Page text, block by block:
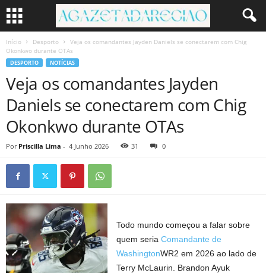
Início Desporto
Veja os comandantes Jayden Daniels se conectarem com Chig
Okonkwo durante OTAs
DESPORTO NOTÍCIAS
Veja os comandantes Jayden
Daniels se conectarem com Chig
Okonkwo durante OTAs
Por Priscilla Lima - 4 Junho 2026 31 0
Todo mundo começou a falar sobre
quem seriaComandante de
WashingtonWR2 em 2026 ao lado de
Terry McLaurin. Brandon Ayuk